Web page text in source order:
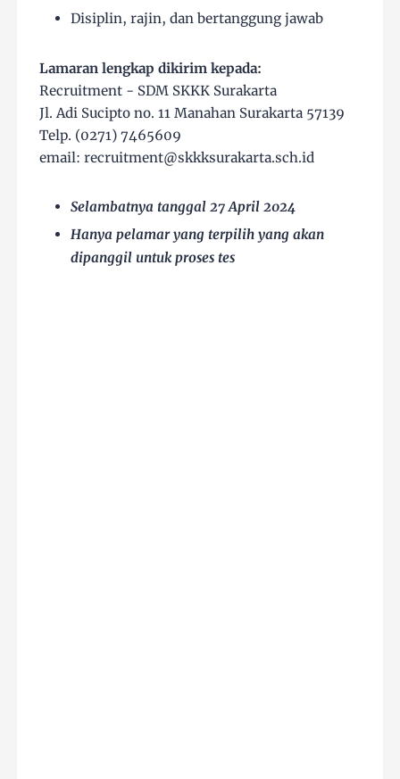
Disiplin, rajin, dan bertanggung jawab
Lamaran lengkap dikirim kepada:
Recruitment - SDM SKKK Surakarta
Jl. Adi Sucipto no. 11 Manahan Surakarta 57139
Telp. (0271) 7465609
email: recruitment@skkksurakarta.sch.id
Selambatnya tanggal 27 April 2024
Hanya pelamar yang terpilih yang akan
dipanggil untuk proses tes